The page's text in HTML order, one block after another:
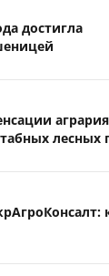
достигла
лесных